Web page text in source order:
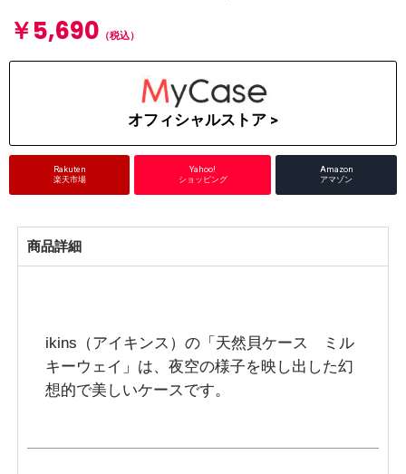
￥5,690 （税込）
オフィシャルストア >
Rakuten
楽天市場
Yahoo!
ショッピング
Amazon
アマゾン
商品詳細
ikins（アイキンス）の「天然貝ケース ミル
キーウェイ」は、夜空の様子を映し出した幻
想的で美しいケースです。